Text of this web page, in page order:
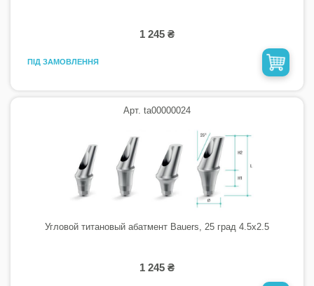
1 245 ₴
ПІД ЗАМОВЛЕННЯ
Арт. ta00000024
Угловой титановый абатмент Bauers, 25 град 4.5х2.5
1 245 ₴